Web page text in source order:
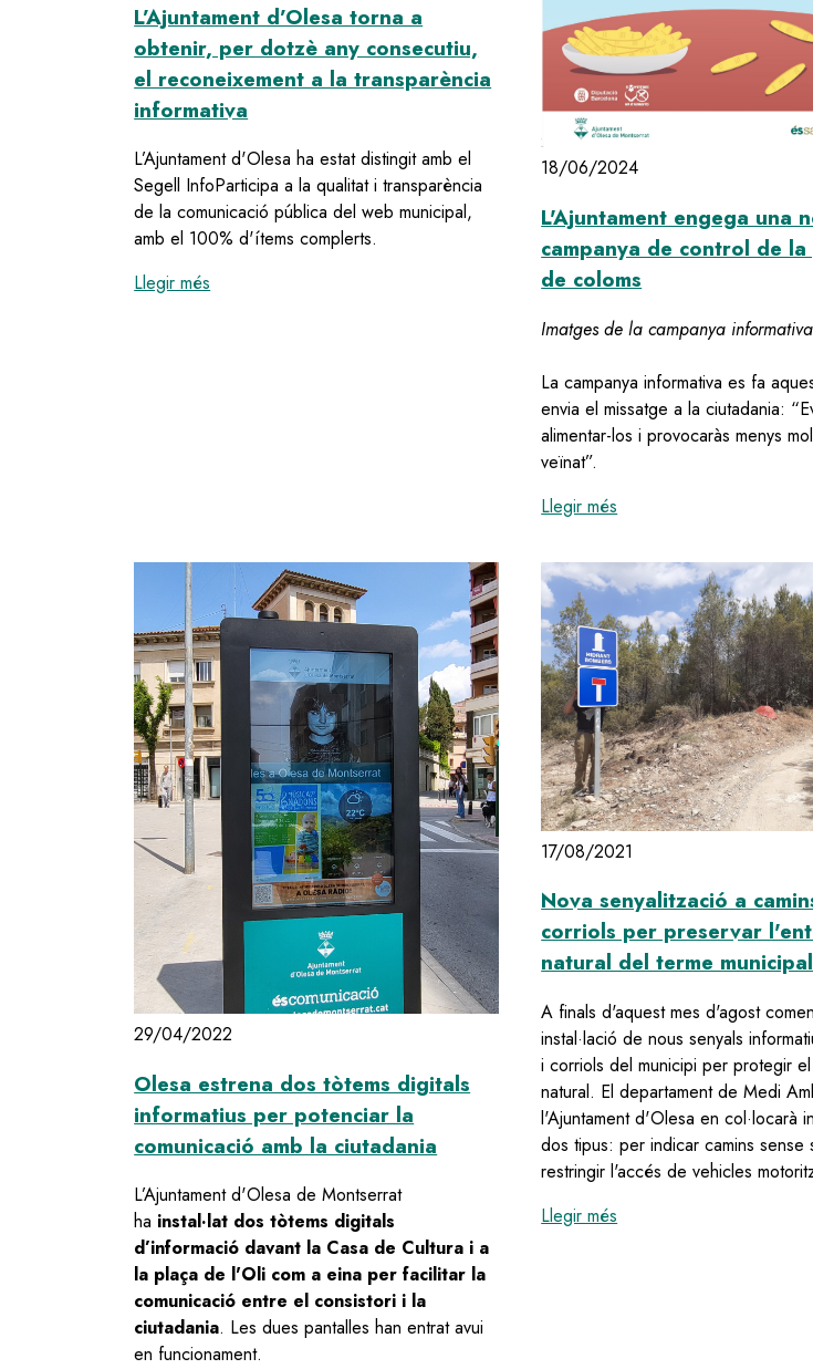
L’Ajuntament d’Olesa torna a
obtenir, per dotzè any consecutiu,
el reconeixement a la transparència
informativa
L’Ajuntament d'Olesa ha estat distingit amb el
Segell InfoParticipa a la qualitat i transparència
de la comunicació pública del web municipal,
amb el 100% d'ítems complerts.
Llegir més
L’Ajuntament d’Olesa torna a obtenir, per dotzè any consecutiu, el
18/06/2024
L'Ajuntament engega una
campanya de control de
de coloms
Imatges de la campanya informativa
La campanya informativa es fa
envia el missatge a la ciutadania:
alimentar-los i provocaràs menys
veïnat”.
Llegir més
L'Ajuntament engega
29/04/2022
Olesa estrena dos tòtems digitals
informatius per potenciar la
comunicació amb la ciutadania
L’Ajuntament d'Olesa de Montserrat
ha instal·lat dos tòtems digitals
d’informació davant la Casa de Cultura i a
la plaça de l'Oli com a eina per facilitar la
comunicació entre el consistori i la
ciutadania. Les dues pantalles han entrat avui
en funcionament.
17/08/2021
Nova senyalització a
corriols per preservar
natural del terme municipal
A finals d'aquest mes d'agost
instal·lació de nous senyals
i corriols del municipi per protegir
natural. El departament de Medi
l'Ajuntament d'Olesa en col·locarà
dos tipus: per indicar camins sense
restringir l'accés de vehicles
Llegir més
Nova senyalització a